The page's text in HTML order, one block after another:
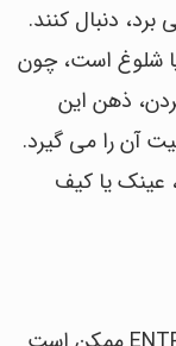
دنبال کنند.
شلوغ است، چون
ذهن این
آن را می گیرد.
عینک یا کیف